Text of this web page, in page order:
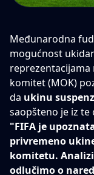
Međunarodna
mogućnost
komitet (MOK)
da ukinu
saopšteno je iz te
"FIFA je
privremeno
komitetu.
odlučimo o